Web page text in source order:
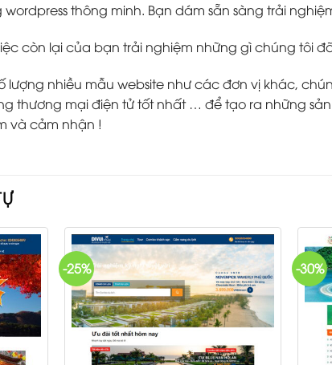
thông minh. Bạn dám sẵn sàng trải
còn lại của bạn trải nghiệm những gì chúng tôi
lượng nhiều mẫu website như các đơn vị khác,
thương mại điện tử tốt nhất … để tạo ra những
và cảm nhận !
-25% -30%